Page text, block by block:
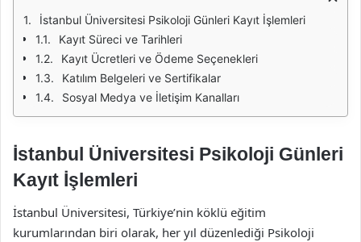
İstanbul Üniversitesi Psikoloji Günleri Kayıt İşlemleri
Kayıt Süreci ve Tarihleri
Kayıt Ücretleri ve Ödeme Seçenekleri
Katılım Belgeleri ve Sertifikalar
Sosyal Medya ve İletişim Kanalları
İstanbul Üniversitesi Psikoloji Günleri
Kayıt İşlemleri
İstanbul Üniversitesi, Türkiye’nin köklü eğitim
kurumlarından biri olarak, her yıl düzenlediği Psikoloji